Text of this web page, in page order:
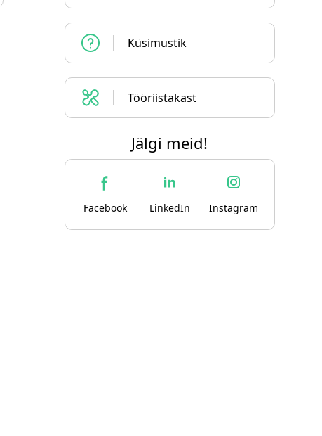
Küsimustik
Tööriistakast
Jälgi meid!
Facebook LinkedIn Instagram